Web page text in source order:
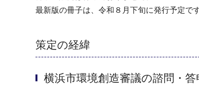
最新版の冊子は、令和８月下旬に発行予定で
策定の経緯
横浜市環境創造審議の諮問・答